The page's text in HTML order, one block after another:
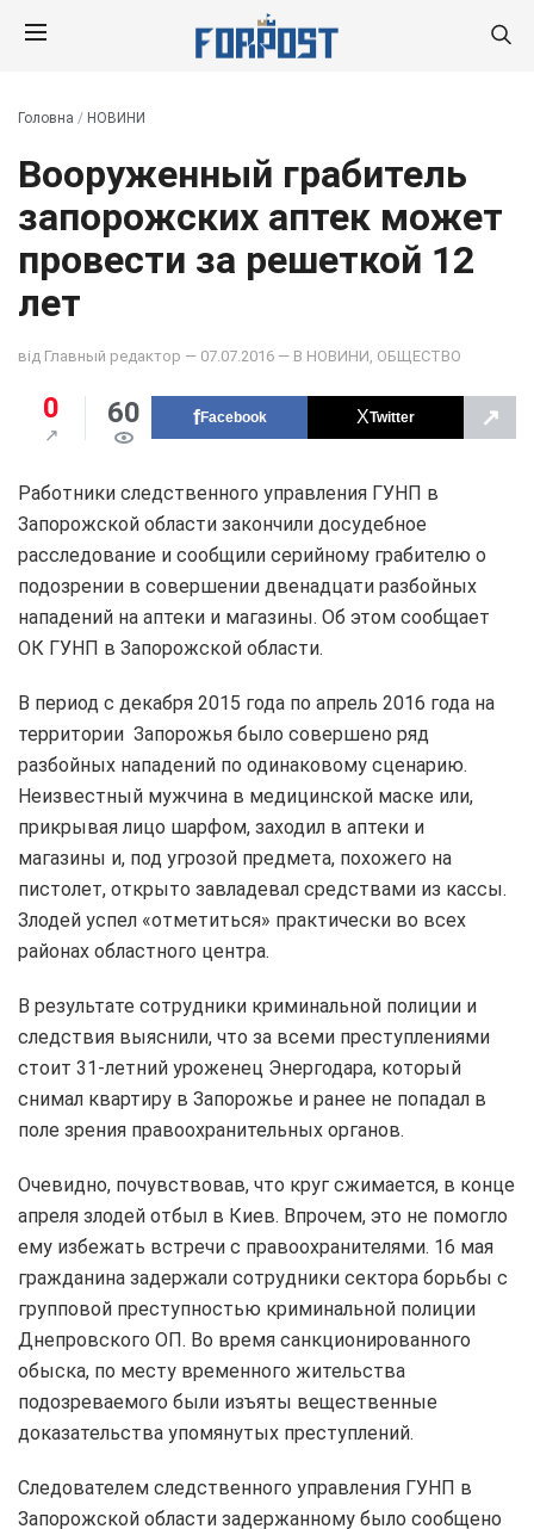
Головна / НОВИНИ
Вооруженный грабитель
запорожских аптек может
провести за решеткой 12
лет
від Главный редактор — 07.07.2016 — В НОВИНИ ОБЩЕСТВО
0 60 Facebook Twitter ↗
Работники следственного управления ГУНП в
Запорожской области закончили досудебное
расследование и сообщили серийному грабителю о
подозрении в совершении двенадцати разбойных
нападений на аптеки и магазины. Об этом сообщает
ОК ГУНП в Запорожской области.
В период с декабря 2015 года по апрель 2016 года на
территории Запорожья было совершено ряд
разбойных нападений по одинаковому сценарию.
Неизвестный мужчина в медицинской маске или,
прикрывая лицо шарфом, заходил в аптеки и
магазины и, под угрозой предмета, похожего на
пистолет, открыто завладевал средствами из кассы.
Злодей успел «отметиться» практически во всех
районах областного центра.
В результате сотрудники криминальной полиции и
следствия выяснили, что за всеми преступлениями
стоит 31-летний уроженец Энергодара, который
снимал квартиру в Запорожье и ранее не попадал в
поле зрения правоохранительных органов.
Очевидно, почувствовав, что круг сжимается, в конце
апреля злодей отбыл в Киев. Впрочем, это не помогло
ему избежать встречи с правоохранителями. 16 мая
гражданина задержали сотрудники сектора борьбы с
групповой преступностью криминальной полиции
Днепровского ОП. Во время санкционированного
обыска, по месту временного жительства
подозреваемого были изъяты вещественные
доказательства упомянутых преступлений.
Следователем следственного управления ГУНП в
Запорожской области задержанному было сообщено